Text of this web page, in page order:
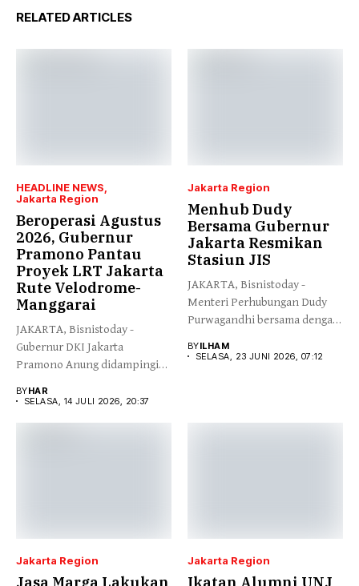
RELATED ARTICLES
HEADLINE NEWS
Jakarta Region
Beroperasi Agustus
2026, Gubernur
Pramono Pantau
Proyek LRT Jakarta
Rute Velodrome-
Manggarai
JAKARTA, Bisnistoday -
Gubernur DKI Jakarta
Pramono Anung didampingi
BYHAR
SELASA, 14 JULI 2026, 20:37
Jakarta Region
Menhub Dudy
Bersama Gubernur
Jakarta Resmikan
Stasiun JIS
JAKARTA, Bisnistoday -
Menteri Perhubungan Dudy
Purwagandhi bersama dengan
BYILHAM
SELASA, 23 JUNI 2026, 07:12
Jakarta Region Jakarta Region